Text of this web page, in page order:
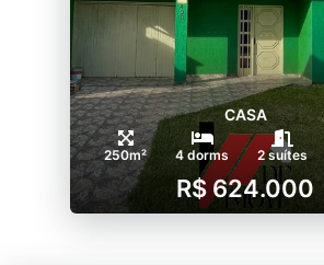
CASA
250m² 4 dorms 2 suítes
R$ 624.000